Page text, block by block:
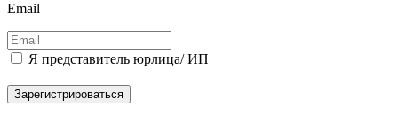
Email
Я представитель юрлица/ ИП
Зарегистрироваться